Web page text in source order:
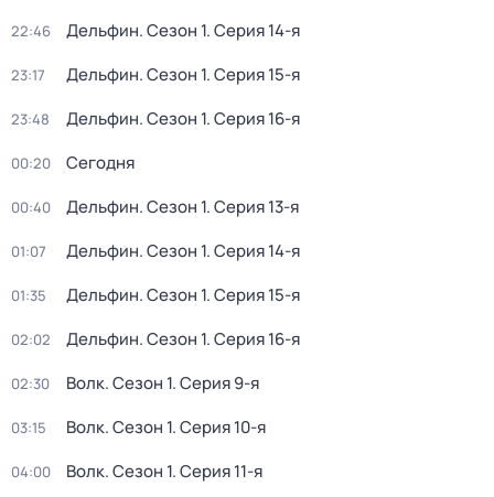
22:46 Дельфин. Сезон 1. Серия 14-я
23:17 Дельфин. Сезон 1. Серия 15-я
23:48 Дельфин. Сезон 1. Серия 16-я
00:20 Сегодня
00:40 Дельфин. Сезон 1. Серия 13-я
01:07 Дельфин. Сезон 1. Серия 14-я
01:35 Дельфин. Сезон 1. Серия 15-я
02:02 Дельфин. Сезон 1. Серия 16-я
02:30 Волк. Сезон 1. Серия 9-я
03:15 Волк. Сезон 1. Серия 10-я
04:00 Волк. Сезон 1. Серия 11-я